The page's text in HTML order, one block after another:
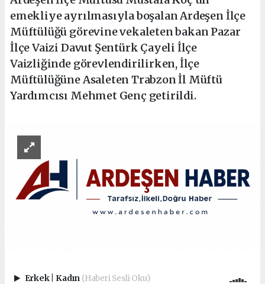
emekliye ayrılmasıyla boşalan Ardeşen İlçe
Müftülüğü görevine vekaleten bakan Pazar
İlçe Vaizi Davut Şentürk Çayeli İlçe
Vaizliğinde görevlendirilirken, İlçe
Müftülüğüne Asaleten Trabzon İl Müftü
Yardımcısı Mehmet Genç getirildi.
Erkek Kadın (Haberi Sesli Oku)